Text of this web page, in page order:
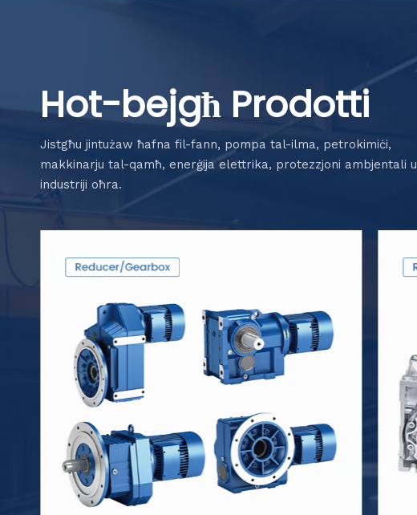
Hot-bejgħ Prodotti
Jistgħu jintużaw ħafna fil-fann, pompa tal-ilma, petrokimiċi,
makkinarju tal-qamħ, enerġija elettrika, protezzjoni ambjentali u
industriji oħra.